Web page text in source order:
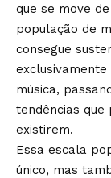
que se move
população de
consegue
música,
tendências
existirem.
Essa escala
único, mas